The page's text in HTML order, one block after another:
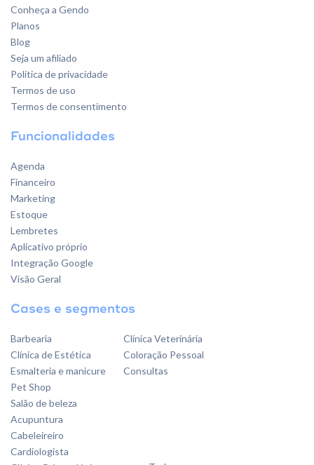
Conheça a Gendo
Planos
Blog
Seja um afiliado
Política de privacidade
Termos de uso
Termos de consentimento
Funcionalidades
Agenda
Financeiro
Marketing
Estoque
Lembretes
Aplicativo próprio
Integração Google
Visão Geral
Cases e segmentos
Barbearia
Clínica de Estética
Esmalteria e manicure
Pet Shop
Salão de beleza
Acupuntura
Cabeleireiro
Cardiologista
Clínica Veterinária
Coloração Pessoal
Consultas